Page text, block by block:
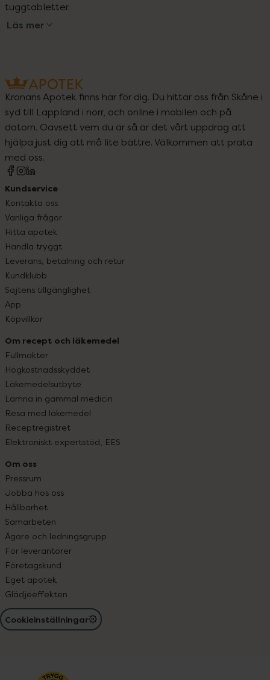
tuggtabletter.
Läs mer
Kronans Apotek finns här för dig. Du hittar oss från Skåne i
syd till Lappland i norr, och online i mobilen och på
datorn. Oavsett vem du är så är det vårt uppdrag att
hjälpa just dig att må lite bättre. Välkommen att prata
med oss.
Kundservice
Kontakta oss
Vanliga frågor
Hitta apotek
Handla tryggt
Leverans, betalning och retur
Kundklubb
Sajtens tillgänglighet
App
Köpvillkor
Om recept och läkemedel
Fullmakter
Högkostnadsskyddet
Läkemedelsutbyte
Lämna in gammal medicin
Resa med läkemedel
Receptregistret
Elektroniskt expertstöd, EES
Om oss
Pressrum
Jobba hos oss
Hållbarhet
Samarbeten
Ägare och ledningsgrupp
För leverantörer
Företagskund
Eget apotek
Glädjeeffekten
Cookieinställningar